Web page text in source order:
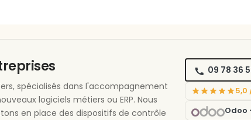
spécialisés dans l'accompagnement
logiciels métiers ou ERP. Nous
en place des dispositifs de contrôle
09 78 36
5,0
Odoo